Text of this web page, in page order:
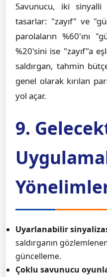
Savunucu, iki sinyalli
tasarlar: "zayıf" ve
parolaların %60'ını
%20'sini ise "zayıf"a
saldırgan, tahmin
genel olarak kırılan
yol açar.
9.
Uyarlanabilir
saldırganın
güncelleme.
Çoklu savunucu